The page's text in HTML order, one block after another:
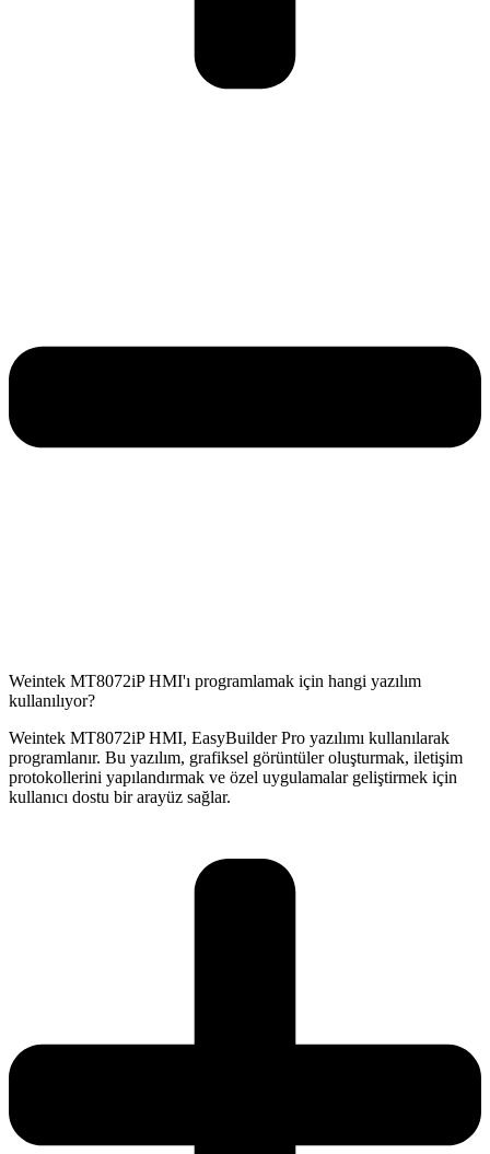
Weintek MT8072iP HMI'ı programlamak için hangi yazılım
kullanılıyor?
Weintek MT8072iP HMI, EasyBuilder Pro yazılımı kullanılarak
programlanır. Bu yazılım, grafiksel görüntüler oluşturmak, iletişim
protokollerini yapılandırmak ve özel uygulamalar geliştirmek için
kullanıcı dostu bir arayüz sağlar.